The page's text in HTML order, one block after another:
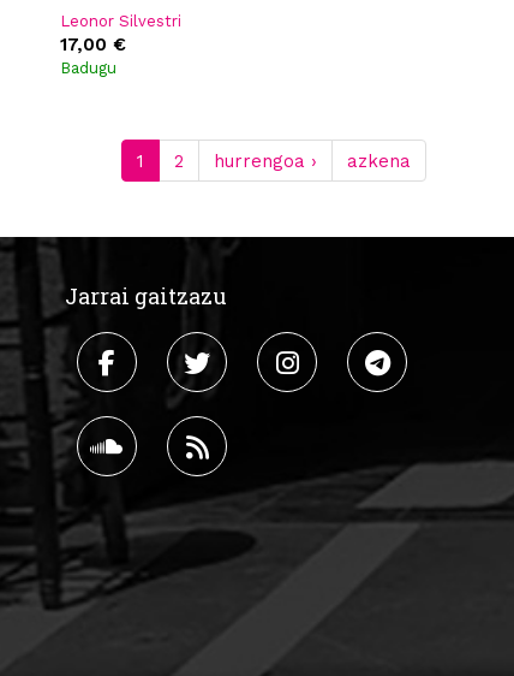
Leonor Silvestri
17,00 €
Badugu
1 2 hurrengoa › azkena
Jarrai gaitzazu